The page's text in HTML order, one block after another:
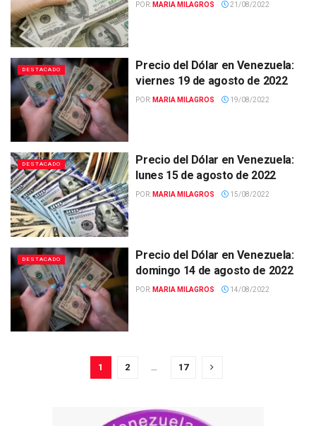
POR: MARIA MILAGROS 21/08/2022
DESTACADO
Precio del Dólar en Venezuela:
viernes 19 de agosto de 2022
POR: MARIA MILAGROS 19/08/2022
DESTACADO
Precio del Dólar en Venezuela:
lunes 15 de agosto de 2022
POR: MARIA MILAGROS 15/08/2022
DESTACADO
Precio del Dólar en Venezuela:
domingo 14 de agosto de 2022
POR: MARIA MILAGROS 14/08/2022
1 2 … 17